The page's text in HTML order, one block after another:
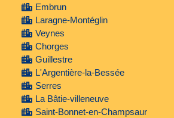
Embrun
Laragne-Montéglin
Veynes
Chorges
Guillestre
L'Argentière-la-Bessée
Serres
La Bâtie-villeneuve
Saint-Bonnet-en-Champsaur